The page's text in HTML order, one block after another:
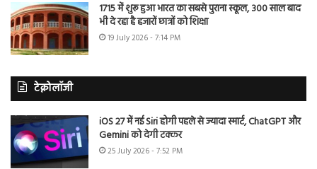
1715 में शुरू हुआ भारत का सबसे पुराना स्कूल, 300 साल बाद
भी दे रहा है हजारों छात्रों को शिक्षा
19 July 2026 - 7:14 PM
टेक्नोलॉजी
iOS 27 में नई Siri होगी पहले से ज्यादा स्मार्ट, ChatGPT और
Gemini को देगी टक्कर
25 July 2026 - 7:52 PM